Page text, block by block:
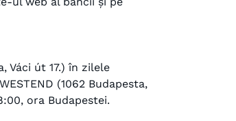
Váci út 17.) în zilele
(1062 Budapesta,
ora Budapestei.